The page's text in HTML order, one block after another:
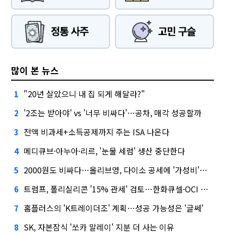
많이 본 뉴스
1 "20년 살았으니 내 집 되게 해달라?"
2 '2조는 받아야' vs '너무 비싸다'…공차, 매각 성공할까
3 전액 비과세+소득공제까지 주는 ISA 나온다
4 메디큐브·아누아·리르, '눈물 세럼' 생산 중단한다
5 2000원도 비싸다…올리브영, 다이소 공세에 '가성비'로 맞불
6 트럼프, 폴리실리콘 '15% 관세' 검토…한화큐셀·OCI 영향은?
7 홈플러스의 'K트레이더조' 계획…성공 가능성은 '글쎄'
8 SK, 자본잠식 '쏘카 말레이' 지분 더 사는 이유